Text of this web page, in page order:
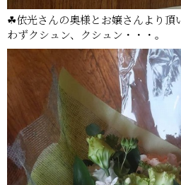
☘依光さんの奥様とお嬢さんより頂
わずクシュン、クシュン・・・。